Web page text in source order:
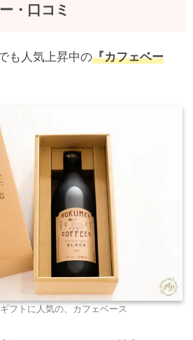
・口コミ
も人気上昇中の『カフェベー
フトに人気の、カフェベース